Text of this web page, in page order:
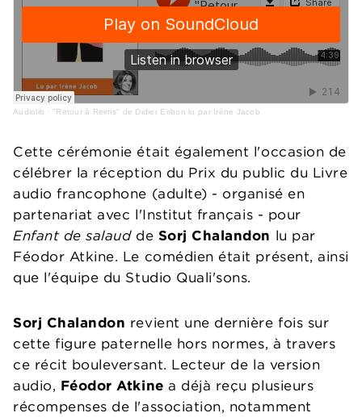
Audiolib · "Retour à Reims" de Didier Eribon lu par Irène Jacob
Cette cérémonie était également l'occasion de
célébrer la réception du Prix du public du Livre
audio francophone (adulte) - organisé en
partenariat avec l'Institut français - pour
Enfant de salaud de Sorj Chalandon lu par
Féodor Atkine. Le comédien était présent, ainsi
que l'équipe du Studio Quali'sons.
Sorj Chalandon revient une dernière fois sur
cette figure paternelle hors normes, à travers
ce récit bouleversant. Lecteur de la version
audio, Féodor Atkine a déjà reçu plusieurs
récompenses de l'association, notamment